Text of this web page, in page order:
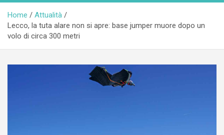
Home
Attualità
Lecco, la tuta alare non si apre: base jumper muore dopo un
volo di circa 300 metri